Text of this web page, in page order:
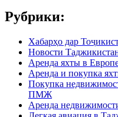
Рубрики:
Хабарҳо дар
Новости
Аренда яхты в
Аренда и покупка
Покупка
ПМЖ
Аренда